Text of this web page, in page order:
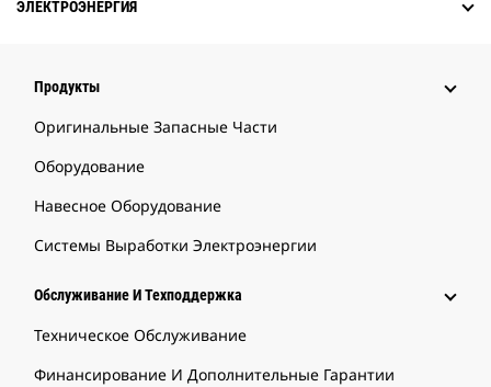
ЭЛЕКТРОЭНЕРГИЯ
Продукты
Оригинальные Запасные Части
Оборудование
Навесное Оборудование
Системы Выработки Электроэнергии
Обслуживание И Техподдержка
Техническое Обслуживание
Финансирование И Дополнительные Гарантии